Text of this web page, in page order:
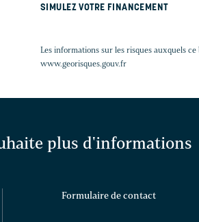
SIMULEZ VOTRE FINANCEMENT
Les informations sur les risques auxquels
www.georisques.gouv.fr
plus d'informations
Formulaire de contact